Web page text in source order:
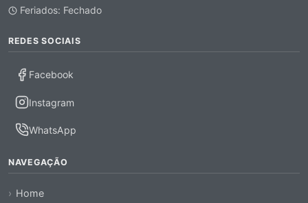
Feriados: Fechado
REDES SOCIAIS
Facebook
Instagram
WhatsApp
NAVEGAÇÃO
Home